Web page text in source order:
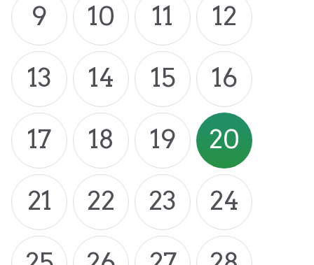
9
10 11
12
13
14 15
16
17
18 19
20
21
22 23
24